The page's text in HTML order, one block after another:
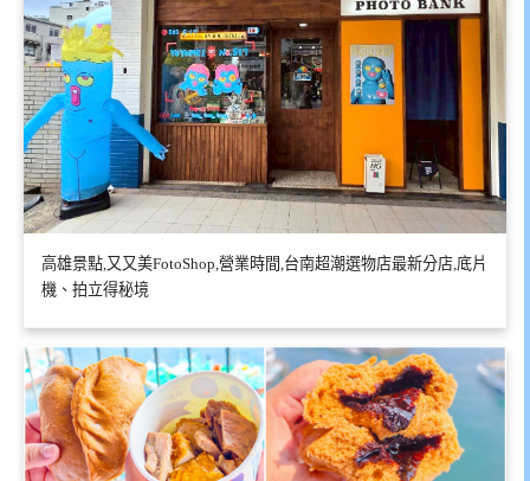
高雄景點,又又美FotoShop,營業時間,台南超潮選物店最新分店,底片
機、拍立得秘境